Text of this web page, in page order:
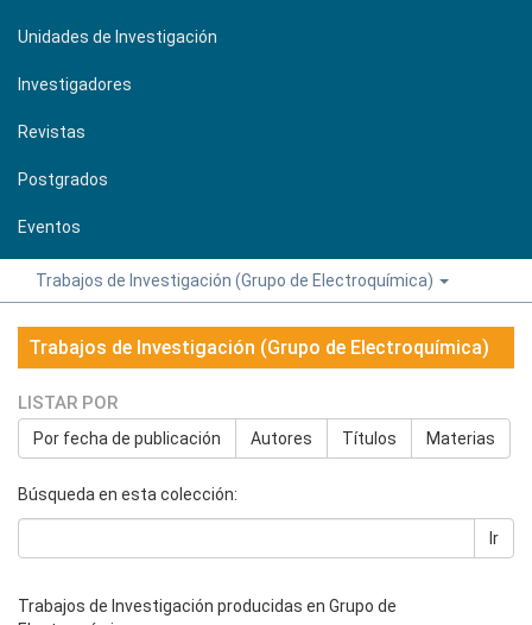
Unidades de Investigación
Investigadores
Revistas
Postgrados
Eventos
Trabajos de Investigación (Grupo de Electroquímica)
Trabajos de Investigación (Grupo de Electroquímica)
LISTAR POR
Por fecha de publicación Autores Títulos Materias
Búsqueda en esta colección:
Ir
Trabajos de Investigación producidas en Grupo de